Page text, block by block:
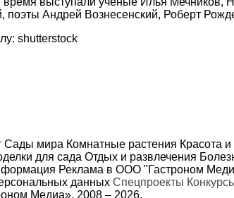
поэты Андрей Вознесенский, Роберт
shutterstock
Сады мира Комнатные растения Красота
для сада Отдых и развлечения
Реклама в ООО "Гастроном
данных Спецпроекты
Медиа», 2008 – 2026.